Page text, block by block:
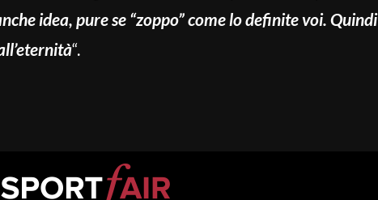
idea, pure se “zoppo” come lo definite voi. Quindi
“.